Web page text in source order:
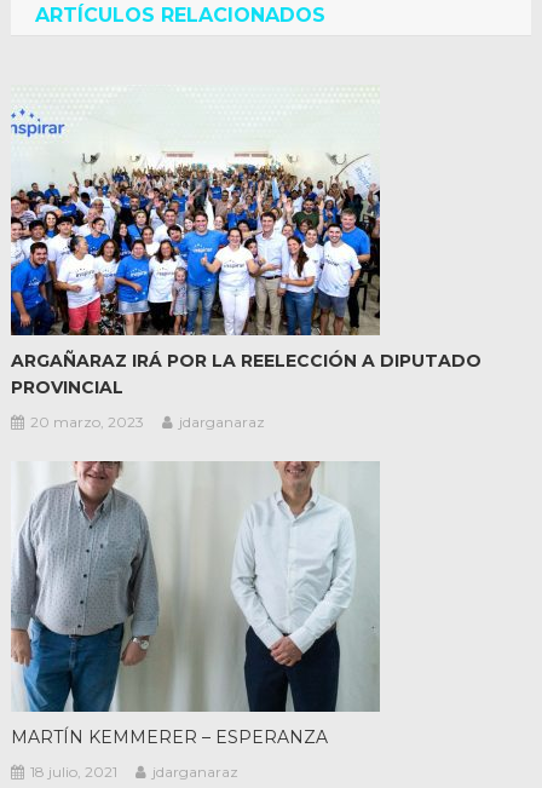
entradas
ARTÍCULOS RELACIONADOS
ARGAÑARAZ IRÁ POR LA REELECCIÓN A DIPUTADO
PROVINCIAL
20 marzo, 2023 jdarganaraz
MARTÍN KEMMERER – ESPERANZA
18 julio, 2021 jdarganaraz